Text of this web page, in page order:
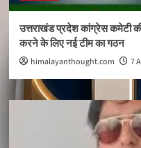
उत्तराखंड प्रदेश कांग्रेस कमेटी
करने के लिए नई टीम का गठन
himalayanthought.com 7